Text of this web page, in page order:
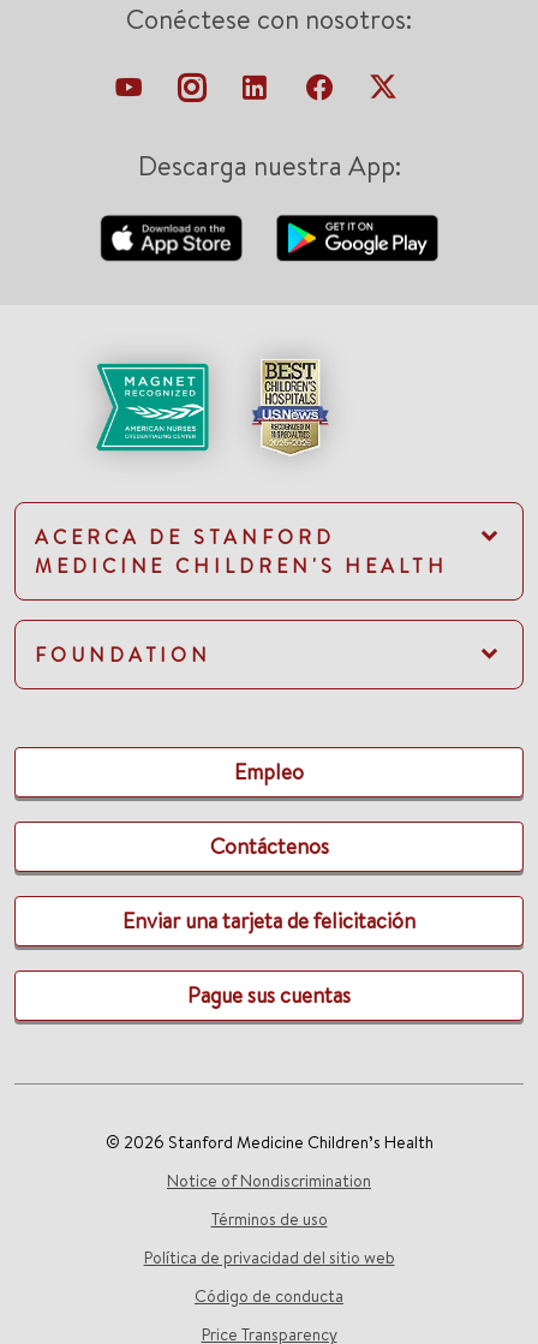
Conéctese con nosotros:
Descarga nuestra App:
ACERCA DE STANFORD
MEDICINE CHILDREN'S HEALTH
FOUNDATION
Empleo
Contáctenos
Enviar una tarjeta de felicitación
Pague sus cuentas
© 2026 Stanford Medicine Children’s Health
Notice of Nondiscrimination
Términos de uso
Política de privacidad del sitio web
Código de conducta
Price Transparency